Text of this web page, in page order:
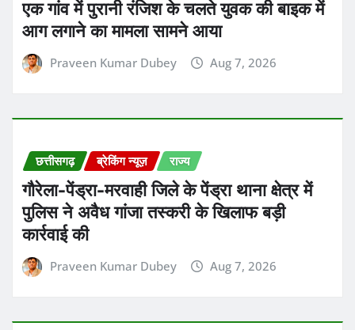
एक गांव में पुरानी रंजिश के चलते युवक की बाइक में
आग लगाने का मामला सामने आया
Praveen Kumar Dubey Aug 7, 2026
छत्तीसगढ़ ब्रेकिंग न्यूज़ राज्य
गौरेला-पेंड्रा-मरवाही जिले के पेंड्रा थाना क्षेत्र में
पुलिस ने अवैध गांजा तस्करी के खिलाफ बड़ी
कार्रवाई की
Praveen Kumar Dubey Aug 7, 2026